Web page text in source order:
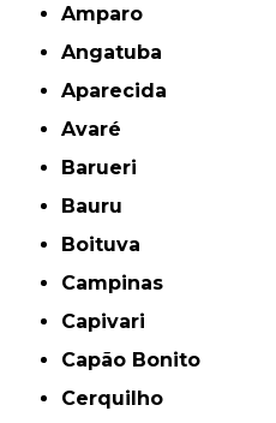
Amparo
Angatuba
Aparecida
Avaré
Barueri
Bauru
Boituva
Campinas
Capivari
Capão Bonito
Cerquilho